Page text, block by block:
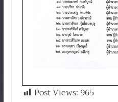
Post Views:965